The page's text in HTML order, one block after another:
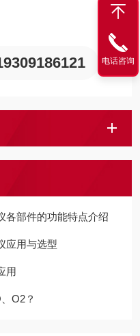
的有效光程，相比同类产品
提供高
各部件的功能特点介绍
应用与选型
用
O2？
电话咨询